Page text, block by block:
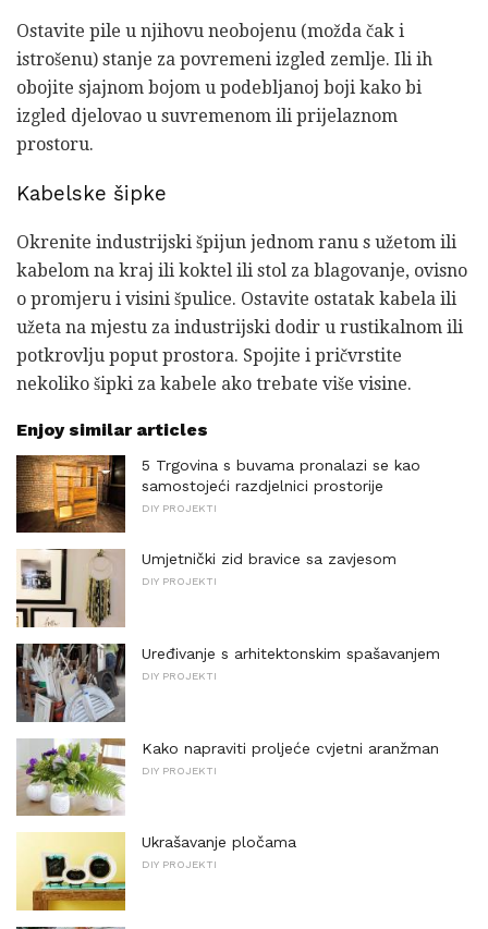
Ostavite pile u njihovu neobojenu (možda čak i
istrošenu) stanje za povremeni izgled zemlje. Ili ih
obojite sjajnom bojom u podebljanoj boji kako bi
izgled djelovao u suvremenom ili prijelaznom
prostoru.
Kabelske šipke
Okrenite industrijski špijun jednom ranu s užetom ili
kabelom na kraj ili koktel ili stol za blagovanje, ovisno
o promjeru i visini špulice. Ostavite ostatak kabela ili
užeta na mjestu za industrijski dodir u rustikalnom ili
potkrovlju poput prostora. Spojite i pričvrstite
nekoliko šipki za kabele ako trebate više visine.
Enjoy similar articles
5 Trgovina s buvama pronalazi se kao
samostojeći razdjelnici prostorije
DIY PROJEKTI
Umjetnički zid bravice sa zavjesom
DIY PROJEKTI
Uređivanje s arhitektonskim spašavanjem
DIY PROJEKTI
Kako napraviti proljeće cvjetni aranžman
DIY PROJEKTI
Ukrašavanje pločama
DIY PROJEKTI